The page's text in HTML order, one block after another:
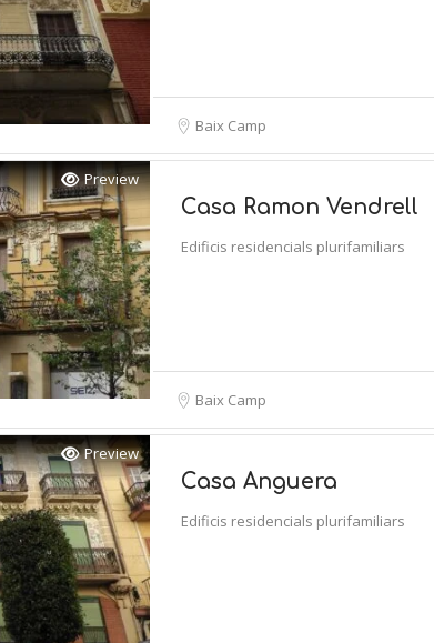
Baix Camp
Preview
Casa Ramon Vendrell
Edificis residencials plurifamiliars
Baix Camp
Preview
Casa Anguera
Edificis residencials plurifamiliars